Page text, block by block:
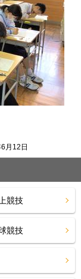
月12日
競技
競技